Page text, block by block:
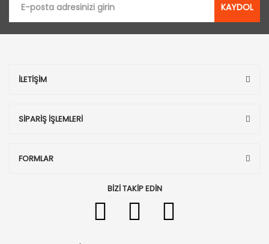
KAYDOL
İLETİŞİM
SİPARİŞ İŞLEMLERİ
FORMLAR
BİZİ TAKİP EDİN